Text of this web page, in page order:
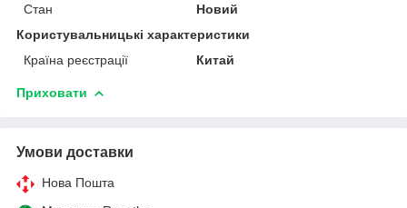
Стан
Новий
Користувальницькі характеристики
Країна реєстрації
Китай
Приховати
Умови доставки
Нова Пошта